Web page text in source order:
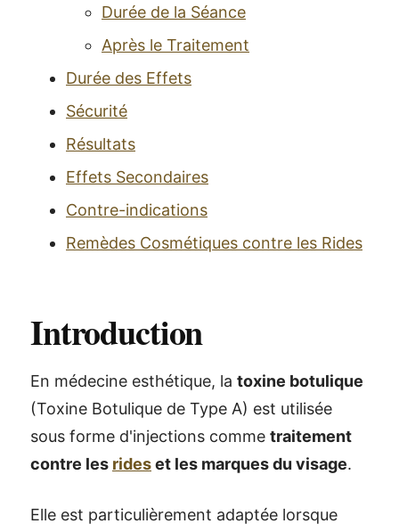
Durée de la Séance
Après le Traitement
Durée des Effets
Sécurité
Résultats
Effets Secondaires
Contre-indications
Remèdes Cosmétiques contre les Rides
Introduction
En médecine esthétique, la toxine botulique
(Toxine Botulique de Type A) est utilisée
sous forme d'injections comme traitement
contre les rideset les marques du visage.
Elle est particulièrement adaptée lorsque